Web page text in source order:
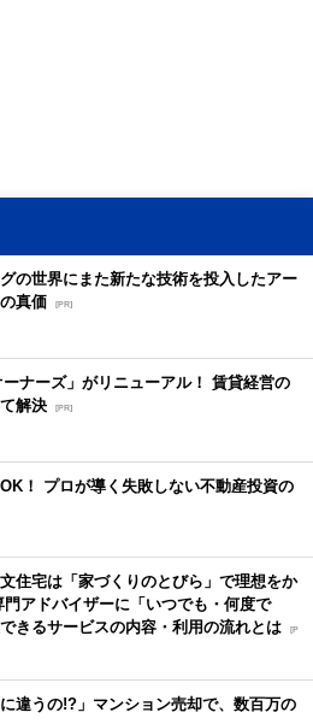
の世界にまた新たな技術を投入したアー
真価 [PR]
ーナーズ」がリニューアル！ 賃貸経営の
解決 [PR]
！ プロが導く失敗しない不動産投資の
住宅は「家づくりのとびら」で理想をか
門アドバイザーに「いつでも・何度で
きるサービスの内容・利用の流れとは [P
に違うの!?」マンション売却で、数百万の